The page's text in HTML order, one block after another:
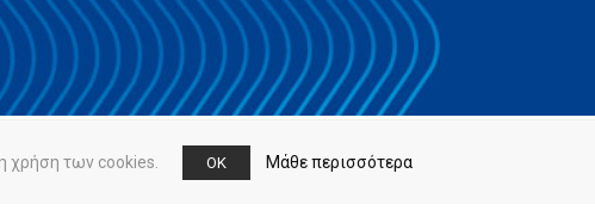
χρήση των cookies. OK Μάθε περισσότερα